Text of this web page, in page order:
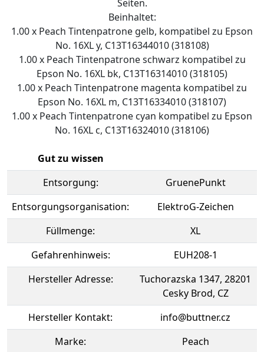
Seiten.
Beinhaltet:
1.00 x Peach Tintenpatrone gelb, kompatibel zu Epson
No. 16XL y, C13T16344010 (318108)
1.00 x Peach Tintenpatrone schwarz kompatibel zu
Epson No. 16XL bk, C13T16314010 (318105)
1.00 x Peach Tintenpatrone magenta kompatibel zu
Epson No. 16XL m, C13T16334010 (318107)
1.00 x Peach Tintenpatrone cyan kompatibel zu Epson
No. 16XL c, C13T16324010 (318106)
Gut zu wissen
Entsorgung:
GruenePunkt
Entsorgungsorganisation:
ElektroG-Zeichen
Füllmenge:
XL
Gefahrenhinweis:
EUH208-1
Hersteller Adresse:
Tuchorazska 1347, 28201
Cesky Brod, CZ
Hersteller Kontakt:
info@buttner.cz
Marke:
Peach